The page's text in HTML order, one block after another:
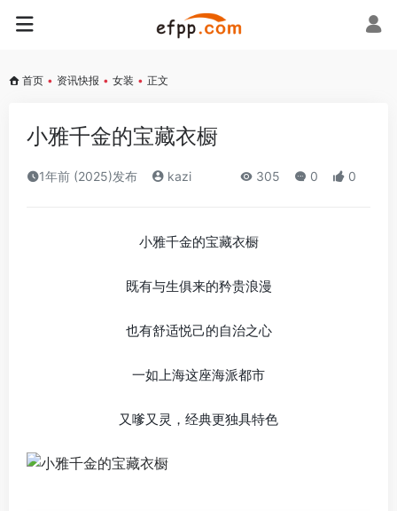
首页 • 资讯快报 • 女装 • 正文
小雅千金的宝藏衣橱
1年前 (2025)发布 kazi 305 0 0
小雅千金的宝藏衣橱
既有与生俱来的矜贵浪漫
也有舒适悦己的自治之心
一如上海这座海派都市
又嗲又灵，经典更独具特色